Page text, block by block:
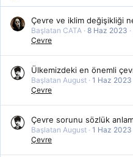
Çevre ve iklim değişikliği
Başlatan CATA 8 Haz 2023
Çevre
Ülkemizdeki en önemli
Başlatan August 1 Haz 2023
Çevre
Çevre sorunu sözlük
Başlatan August 1 Haz 2023
Çevre